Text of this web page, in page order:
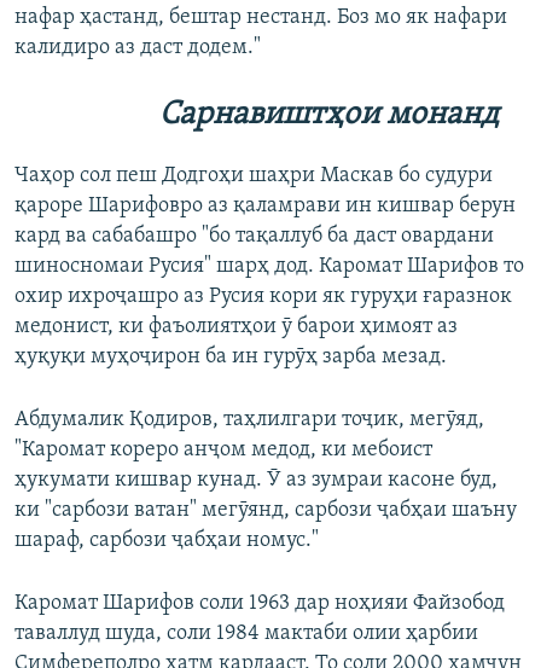
нафар ҳастанд, бештар нестанд. Боз мо як нафари
калидиро аз даст додем."
Сарнавиштҳои монанд
Чаҳор сол пеш Додгоҳи шаҳри Маскав бо судури
қароре Шарифовро аз қаламрави ин кишвар берун
кард ва сабабашро "бо тақаллуб ба даст овардани
шиносномаи Русия" шарҳ дод. Каромат Шарифов то
охир ихроҷашро аз Русия кори як гуруҳи ғаразнок
медонист, ки фаъолиятҳои ӯ барои ҳимоят аз
ҳуқуқи муҳоҷирон ба ин гурӯҳ зарба мезад.
Абдумалик Қодиров, таҳлилгари тоҷик, мегӯяд,
"Каромат кореро анҷом медод, ки мебоист
ҳукумати кишвар кунад. Ӯ аз зумраи касоне буд,
ки "сарбози ватан" мегӯянд, сарбози ҷабҳаи шаъну
шараф, сарбози ҷабҳаи номус."
Каромат Шарифов соли 1963 дар ноҳияи Файзобод
таваллуд шуда, соли 1984 мактаби олии ҳарбии